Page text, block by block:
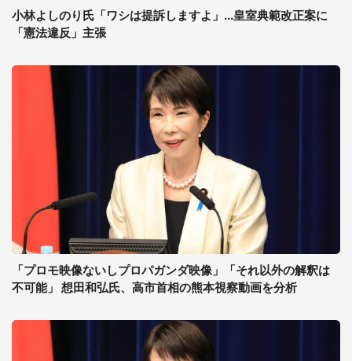
小林よしのり氏「ワシは提訴しますよ」...皇室典範改正案に
「憲法違反」主張
「プロモ映像ないしプロパガンダ映像」「それ以外の解釈は
不可能」 想田和弘氏、高市首相の熊本視察動画を分析